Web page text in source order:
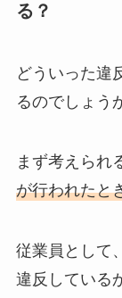
る？
どういった違
るのでしょう
まず考えられ
が行われたと
従業員として
違反している